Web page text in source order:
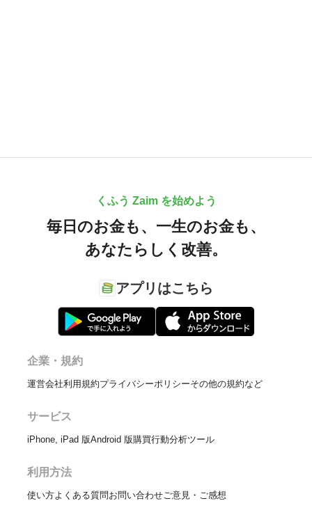
くふう Zaim を始めよう
毎日のお金も、 一生のお金も、
あなたらしく改善。
アプリはこちら
企業・規約
運営会社利用規約プライバシーポリシーその他の規約など
サービス
iPhone, iPad 版Android 版購買行動分析ツール
利用方法
使い方よくある質問お問い合わせご意見・ご感想